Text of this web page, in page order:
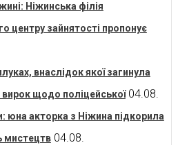
Ніжинська філія
центру зайнятості пропонує
внаслідок якої загинула
щодо поліцейської 04.08.
юна акторка з Ніжина підкорила
мистецтв 04.08.